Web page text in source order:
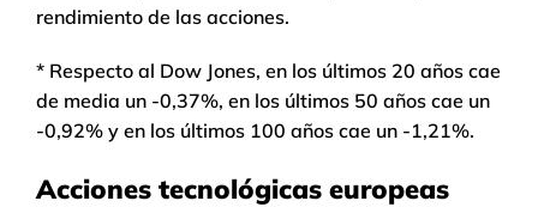
rendimiento de las acciones.
* Respecto al Dow Jones, en los últimos 20 años cae
de media un -0,37%, en los últimos 50 años cae un
-0,92% y en los últimos 100 años cae un -1,21%.
Acciones tecnológicas europeas